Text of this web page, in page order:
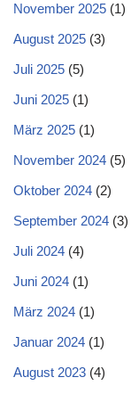
November 2025 (1)
August 2025 (3)
Juli 2025 (5)
Juni 2025 (1)
März 2025 (1)
November 2024 (5)
Oktober 2024 (2)
September 2024 (3)
Juli 2024 (4)
Juni 2024 (1)
März 2024 (1)
Januar 2024 (1)
August 2023 (4)